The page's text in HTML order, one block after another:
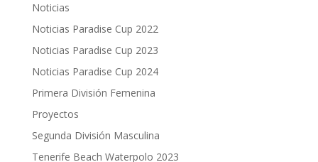
Noticias
Noticias Paradise Cup 2022
Noticias Paradise Cup 2023
Noticias Paradise Cup 2024
Primera División Femenina
Proyectos
Segunda División Masculina
Tenerife Beach Waterpolo 2023